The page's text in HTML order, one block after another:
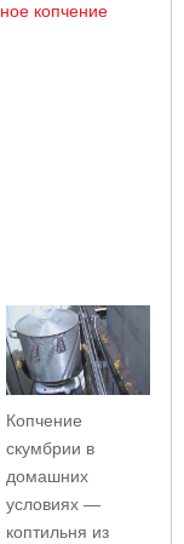
копчение
Копчение
скумбрии в
домашних
условиях —
коптильня из